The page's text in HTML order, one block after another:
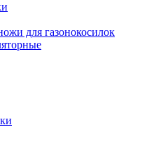
для газонокосилок